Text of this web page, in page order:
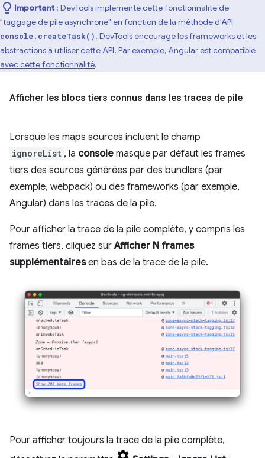
Important : DevTools implémente cette fonctionnalité de
"taggage de pile asynchrone" en fonction de la méthode d'API
console.createTask(). DevTools encourage les frameworks et les
abstractions à utiliser cette API. Par exemple,Angular est compatible
avec cette fonctionnalité.
Afficher les blocs tiers connus dans les traces de pile
Lorsque les maps sources incluent le champ
ignoreList , la console masque par défaut les frames
tiers des sources générées par des bundlers (par
exemple, webpack) ou des frameworks (par exemple,
Angular) dans les traces de la pile.
Pour afficher la trace de la pile complète, y compris les
frames tiers, cliquez surAfficher N frames
supplémentairesen bas de la trace de la pile.
Pour afficher toujours la trace de la pile complète,